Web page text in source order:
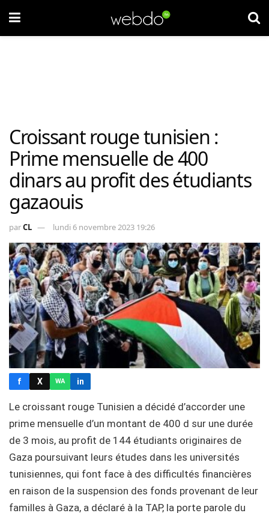
Croissant rouge tunisien :
Prime mensuelle de 400
dinars au profit des étudiants
gazaouis
parCL lundi 6 novembre 2023 19:26
f X WA in
Le croissant rouge Tunisien a décidé d’accorder une
prime mensuelle d’un montant de 400 d sur une durée
de 3 mois, au profit de 144 étudiants originaires de
Gaza poursuivant leurs études dans les universités
tunisiennes, qui font face à des difficultés financières
en raison de la suspension des fonds provenant de leur
familles à Gaza, a déclaré à la TAP, la porte parole du